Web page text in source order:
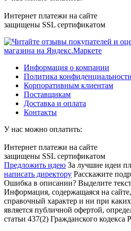
Интернет платежи на сайте
защищены SSL сертификатом
Информация о компании
Политика конфиденциальности
Корпоративным клиентам
Поставщикам
Доставка и оплата
Контакты
У нас можно оплатить:
Интернет платежи на сайте
защищены SSL сертификатом
Предложить идею За лучшие идеи
написать директору Расскажите
Ошибка в описании? Выделите
Информация, содержащаяся на
справочный характер и ни при каких
является публичной офертой,
статьи 437(2) Гражданского кодекса